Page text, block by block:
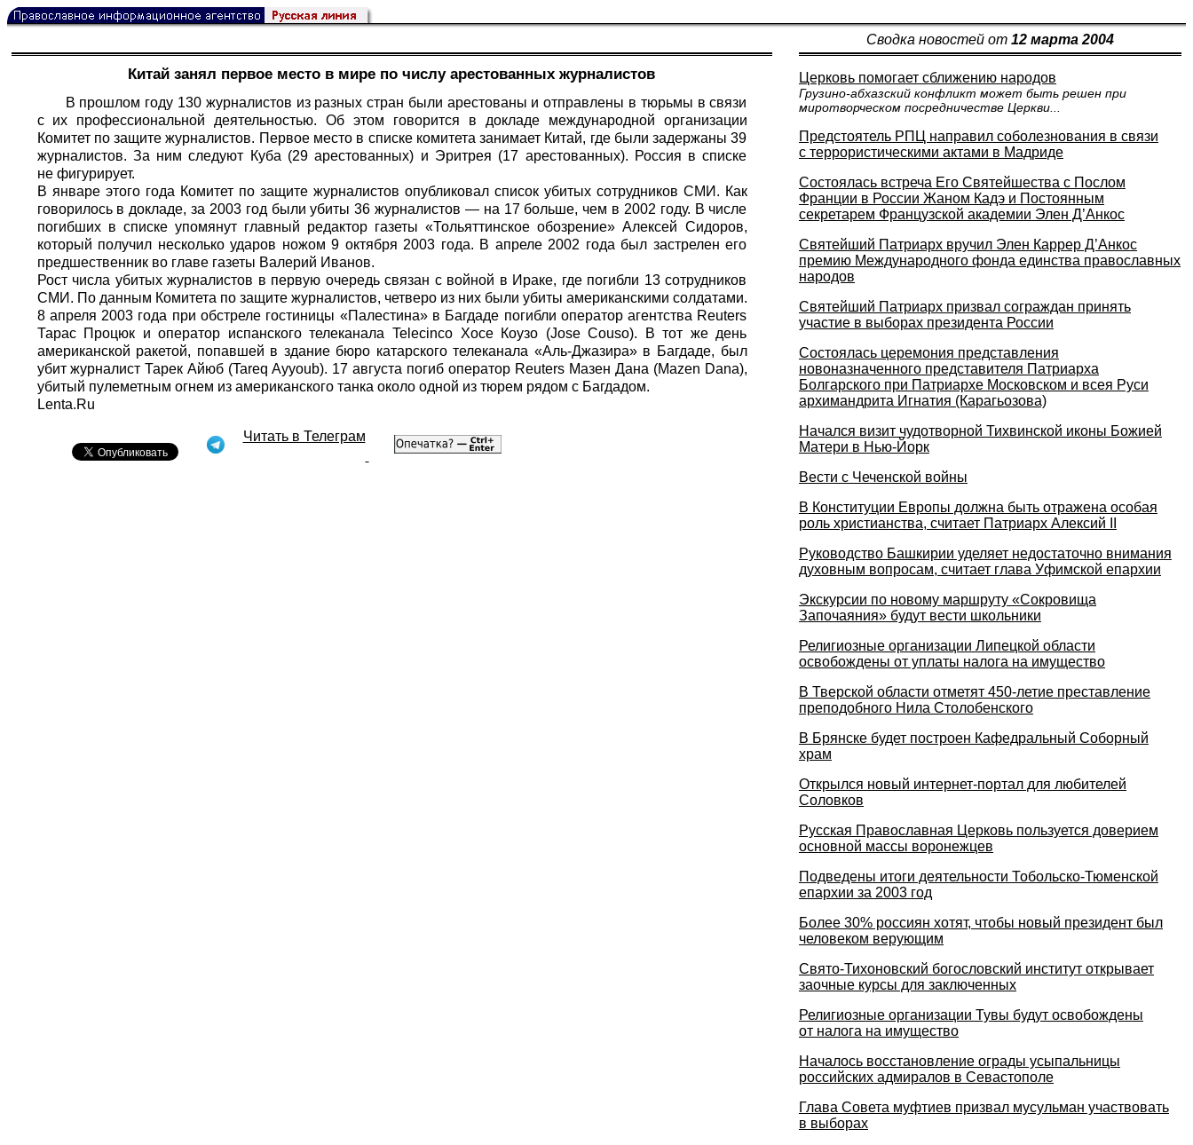
Сводка новостей от 12 марта 2004
Китай занял первое место в мире по числу арестованных журналистов
В прошлом году 130 журналистов из разных стран были арестованы и отправлены в тюрьмы в связи
с их профессиональной деятельностью. Об этом говорится в докладе международной организации
Комитет по защите журналистов. Первое место в списке комитета занимает Китай, где были задержаны 39
журналистов. За ним следуют Куба (29 арестованных) и Эритрея (17 арестованных). Россия в списке
не фигурирует.
В январе этого года Комитет по защите журналистов опубликовал список убитых сотрудников СМИ. Как
говорилось в докладе, за 2003 год были убиты 36 журналистов — на 17 больше, чем в 2002 году. В числе
погибших в списке упомянут главный редактор газеты «Тольяттинское обозрение» Алексей Сидоров,
который получил несколько ударов ножом 9 октября 2003 года. В апреле 2002 года был застрелен его
предшественник во главе газеты Валерий Иванов.
Рост числа убитых журналистов в первую очередь связан с войной в Ираке, где погибли 13 сотрудников
СМИ. По данным Комитета по защите журналистов, четверо из них были убиты американскими солдатами.
8 апреля 2003 года при обстреле гостиницы «Палестина» в Багдаде погибли оператор агентства Reuters
Тарас Процюк и оператор испанского телеканала Telecinco Хосе Коузо (Jose Couso). В тот же день
американской ракетой, попавшей в здание бюро катарского телеканала «Аль-Джазира» в Багдаде, был
убит журналист Тарек Айюб (Tareq Ayyoub). 17 августа погиб оператор Reuters Мазен Дана (Mazen Dana),
убитый пулеметным огнем из американского танка около одной из тюрем рядом с Багдадом.
Lenta.Ru
Читать в Телеграм
Церковь помогает сближению народов
Грузино-абхазский конфликт может быть решен при
миротворческом посредничестве Церкви...
Предстоятель РПЦ направил соболезнования в связи
с террористическими актами в Мадриде
Состоялась встреча Его Святейшества с Послом
Франции в России Жаном Кадэ и Постоянным
секретарем Французской академии Элен Д’Анкос
Святейший Патриарх вручил Элен Каррер Д’Анкос
премию Международного фонда единства православных
народов
Святейший Патриарх призвал сограждан принять
участие в выборах президента России
Состоялась церемония представления
новоназначенного представителя Патриарха
Болгарского при Патриархе Московском и всея Руси
архимандрита Игнатия (Карагьозова)
Начался визит чудотворной Тихвинской иконы Божией
Матери в Нью-Йорк
Вести с Чеченской войны
В Конституции Европы должна быть отражена особая
роль христианства, считает Патриарх Алексий II
Руководство Башкирии уделяет недостаточно внимания
духовным вопросам, считает глава Уфимской епархии
Экскурсии по новому маршруту «Сокровища
Започаяния» будут вести школьники
Религиозные организации Липецкой области
освобождены от уплаты налога на имущество
В Тверской области отметят 450-летие преставление
преподобного Нила Столобенского
В Брянске будет построен Кафедральный Соборный
храм
Открылся новый интернет-портал для любителей
Соловков
Русская Православная Церковь пользуется доверием
основной массы воронежцев
Подведены итоги деятельности Тобольско-Тюменской
епархии за 2003 год
Более 30% россиян хотят, чтобы новый президент был
человеком верующим
Свято-Тихоновский богословский институт открывает
заочные курсы для заключенных
Религиозные организации Тувы будут освобождены
от налога на имущество
Началось восстановление ограды усыпальницы
российских адмиралов в Севастополе
Глава Совета муфтиев призвал мусульман участвовать
в выборах